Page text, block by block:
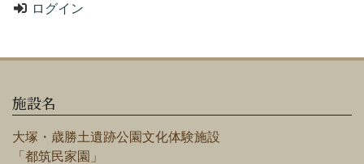
ログイン
施設名
大塚・歳勝土遺跡公園文化体験施設
「都筑民家園」